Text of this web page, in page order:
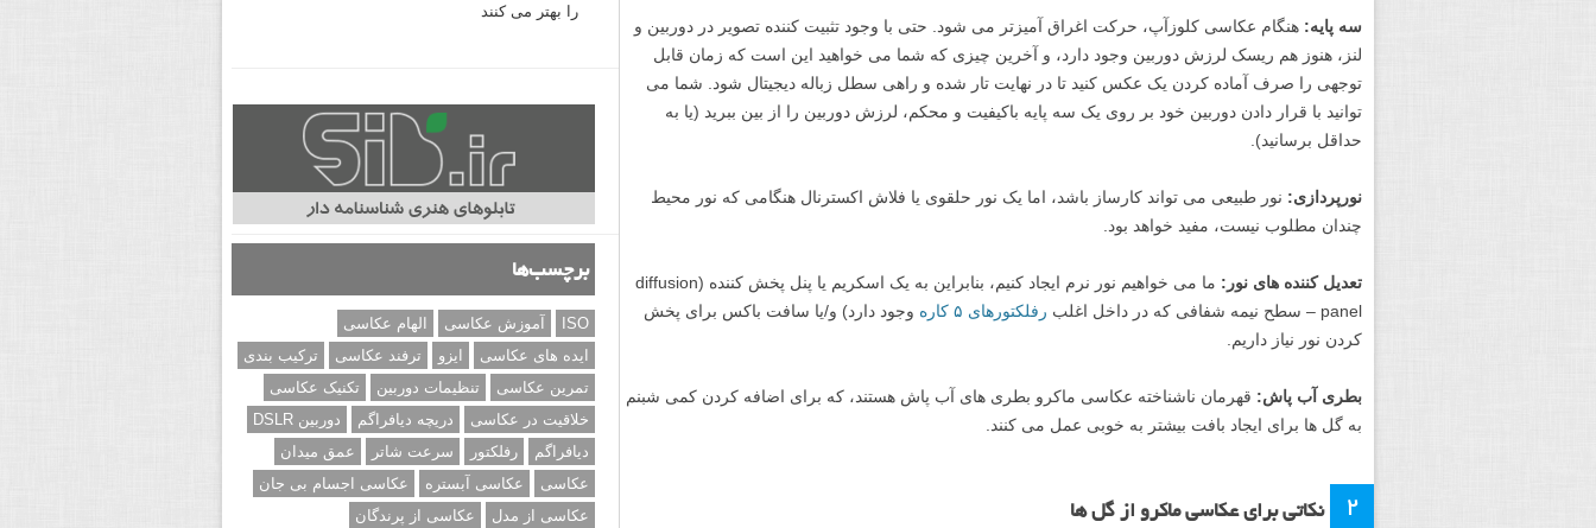
سه پایه: هنگام عکاسی کلوزآپ، حرکت اغراق آمیزتر می شود. حتی با وجود تثبیت کننده تصویر در دوربین و
لنز، هنوز هم ریسک لرزش دوربین وجود دارد، و آخرین چیزی که شما می خواهید این است که زمان قابل
توجهی را صرف آماده کردن یک عکس کنید تا در نهایت تار شده و راهی سطل زباله دیجیتال شود. شما می
توانید با قرار دادن دوربین خود بر روی یک سه پایه باکیفیت و محکم، لرزش دوربین را از بین ببرید (یا به
حداقل برسانید).
نورپردازی: نور طبیعی می تواند کارساز باشد، اما یک نور حلقوی یا فلاش اکسترنال هنگامی که نور محیط
چندان مطلوب نیست، مفید خواهد بود.
تعدیل کننده های نور:
ما می خواهیم نور نرم ایجاد کنیم، بنابراین به یک اسکریم یا پنل پخش کننده (diffusion
panel – سطح نیمه شفافی که در داخل اغلب
رفلکتورهای ۵ کاره
وجود دارد) و/یا سافت باکس برای پخش
کردن نور نیاز داریم.
بطری آب پاش: قهرمان ناشناخته عکاسی ماکرو بطری های آب پاش هستند، که برای اضافه کردن کمی شبنم
به گل ها برای ایجاد بافت بیشتر به خوبی عمل می کنند.
۲ نکاتی برای عکاسی ماکرو از گل ها
را بهتر می کنند
برچسب‌ها
ISO آموزش عکاسی
الهام عکاسی
ایده های عکاسی
ایزو ترفند عکاسی
ترکیب بندی
تمرین عکاسی
تنظیمات دوربین
تکنیک عکاسی
خلاقیت در عکاسی
دریچه دیافراگم
دوربین DSLR
دیافراگم
رفلکتور سرعت شاتر
عمق میدان
عکاسی
عکاسی آبستره
عکاسی اجسام بی جان
عکاسی از مدل
عکاسی از پرندگان